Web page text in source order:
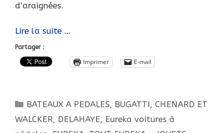
d’araignées.
Lire la suite …
pas
avec
Partager :
Imprimer E-mail
Catégories
BATEAUX A PEDALES, BUGATTI, CHENARD ET
WALCKER, DELAHAYE, Eureka voitures à